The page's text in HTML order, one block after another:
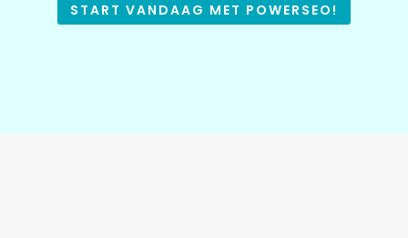
START VANDAAG MET POWERSEO!